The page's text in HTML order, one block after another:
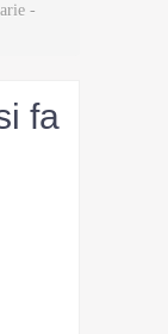
-
fa